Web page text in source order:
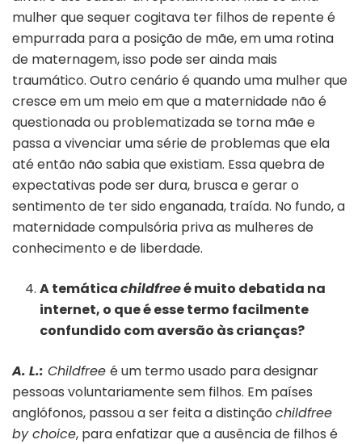
mulher que sequer cogitava ter filhos de repente é
empurrada para a posição de mãe, em uma rotina
de maternagem, isso pode ser ainda mais
traumático. Outro cenário é quando uma mulher que
cresce em um meio em que a maternidade não é
questionada ou problematizada se torna mãe e
passa a vivenciar uma série de problemas que ela
até então não sabia que existiam. Essa quebra de
expectativas pode ser dura, brusca e gerar o
sentimento de ter sido enganada, traída. No fundo, a
maternidade compulsória priva as mulheres de
conhecimento e de liberdade.
A temáticachildfreeé muito debatida na
internet, o que é esse termo facilmente
confundido com aversão às crianças?
A. L.: Childfree é um termo usado para designar
pessoas voluntariamente sem filhos. Em países
anglófonos, passou a ser feita a distinção childfree
by choice, para enfatizar que a ausência de filhos é